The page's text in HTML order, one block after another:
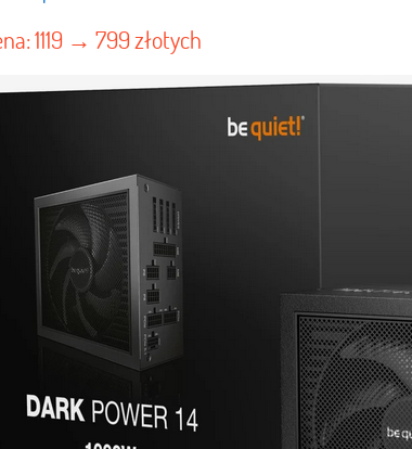
1119 → 799 złotych